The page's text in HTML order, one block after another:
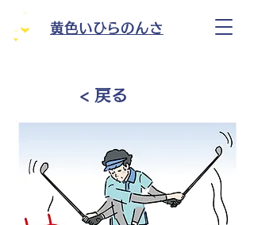
黄色いひらのんさ
< 戻る